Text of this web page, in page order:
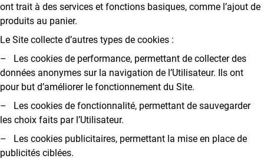
ont trait à des services et fonctions basiques, comme l’ajout de
produits au panier.
Le Site collecte d’autres types de cookies :
– Les cookies de performance, permettant de collecter des
données anonymes sur la navigation de l’Utilisateur. Ils ont
pour but d’améliorer le fonctionnement du Site.
– Les cookies de fonctionnalité, permettant de sauvegarder
les choix faits par l’Utilisateur.
– Les cookies publicitaires, permettant la mise en place de
publicités ciblées.